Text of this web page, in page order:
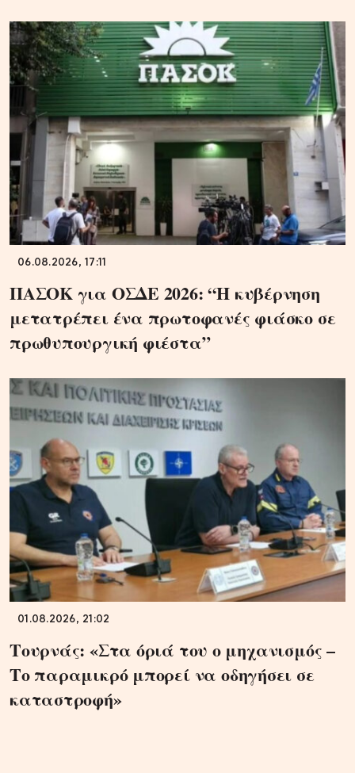
06.08.2026, 17:11
ΠΑΣΟΚ για ΟΣΔΕ 2026: “Η κυβέρνηση
μετατρέπει ένα πρωτοφανές φιάσκο σε
πρωθυπουργική φιέστα”
01.08.2026, 21:02
Τουρνάς: «Στα όριά του ο μηχανισμός –
Το παραμικρό μπορεί να οδηγήσει σε
καταστροφή»